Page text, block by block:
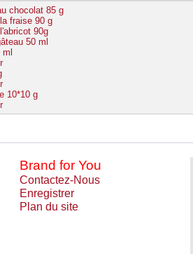
chocolat 85 g
fraise 90 g
90g
50 ml
10*10 g
Brand for You
Contactez-Nous
Enregistrer
Plan du site